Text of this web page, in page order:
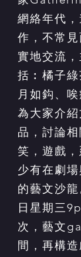
網絡年代
作，不常
實地交流
括︰橘子
月如鈎、
為大家介
品，討論
笑，遊戲
少有在劇
的藝文沙
日星期三
次，藝文
間，再構